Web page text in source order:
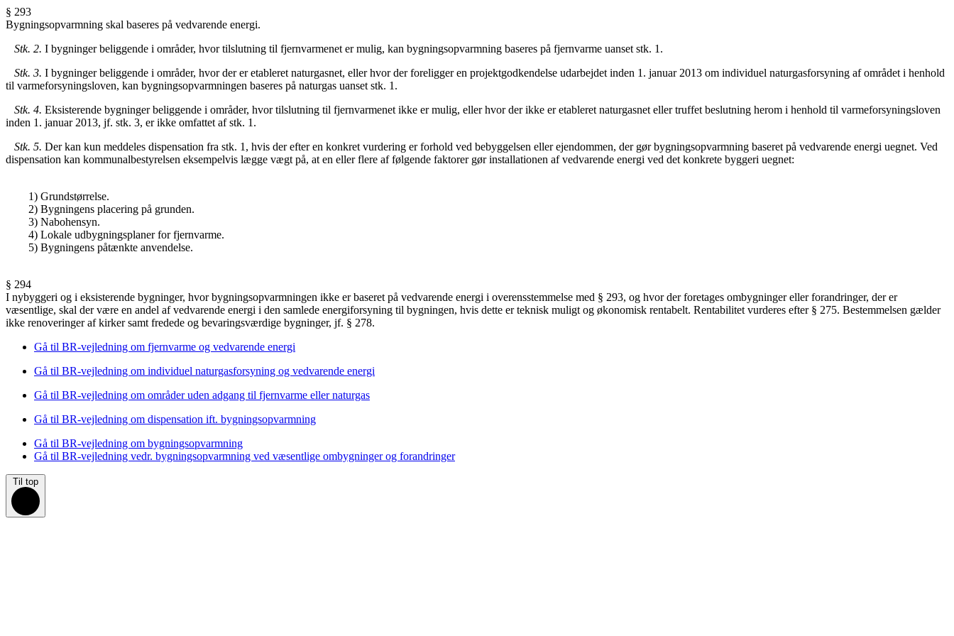
§ 293
Bygningsopvarmning skal baseres på vedvarende energi.
Stk. 2. I bygninger beliggende i områder, hvor tilslutning til fjernvarmenet er mulig, kan bygningsopvarmning baseres på fjernvarme uanset stk. 1.
Stk. 3. I bygninger beliggende i områder, hvor der er etableret naturgasnet, eller hvor der foreligger en projektgodkendelse udarbejdet inden 1. januar 2013 om individuel naturgasforsyning af området i henhold
til varmeforsyningsloven, kan bygningsopvarmningen baseres på naturgas uanset stk. 1.
Stk. 4. Eksisterende bygninger beliggende i områder, hvor tilslutning til fjernvarmenet ikke er mulig, eller hvor der ikke er etableret naturgasnet eller truffet beslutning herom i henhold til varmeforsyningsloven
inden 1. januar 2013, jf. stk. 3, er ikke omfattet af stk. 1.
Stk. 5. Der kan kun meddeles dispensation fra stk. 1, hvis der efter en konkret vurdering er forhold ved bebyggelsen eller ejendommen, der gør bygningsopvarmning baseret på vedvarende energi uegnet. Ved
dispensation kan kommunalbestyrelsen eksempelvis lægge vægt på, at en eller flere af følgende faktorer gør installationen af vedvarende energi ved det konkrete byggeri uegnet:
1) Grundstørrelse.
2) Bygningens placering på grunden.
3) Nabohensyn.
4) Lokale udbygningsplaner for fjernvarme.
5) Bygningens påtænkte anvendelse.
§ 294
I nybyggeri og i eksisterende bygninger, hvor bygningsopvarmningen ikke er baseret på vedvarende energi i overensstemmelse med § 293, og hvor der foretages ombygninger eller forandringer, der er
væsentlige, skal der være en andel af vedvarende energi i den samlede energiforsyning til bygningen, hvis dette er teknisk muligt og økonomisk rentabelt. Rentabilitet vurderes efter § 275. Bestemmelsen gælder
ikke renoveringer af kirker samt fredede og bevaringsværdige bygninger, jf. § 278.
Gå til BR-vejledning om fjernvarme og vedvarende energi
Gå til BR-vejledning om individuel naturgasforsyning og vedvarende energi
Gå til BR-vejledning om områder uden adgang til fjernvarme eller naturgas
Gå til BR-vejledning om dispensation ift. bygningsopvarmning
Gå til BR-vejledning om bygningsopvarmning
Gå til BR-vejledning vedr. bygningsopvarmning ved væsentlige ombygninger og forandringer
Til top